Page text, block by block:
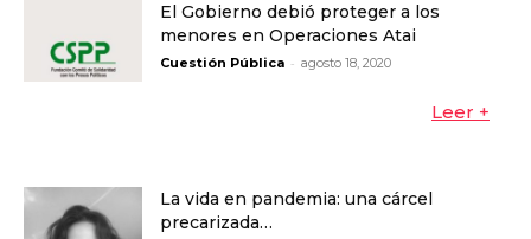
El Gobierno debió proteger a los
menores en Operaciones Atai
Cuestión Pública - agosto 18, 2020
Leer +
La vida en pandemia: una cárcel
precarizada…